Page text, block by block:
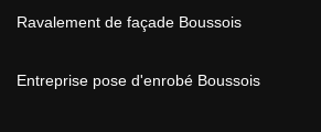
Ravalement de façade Boussois
Entreprise pose d'enrobé Boussois